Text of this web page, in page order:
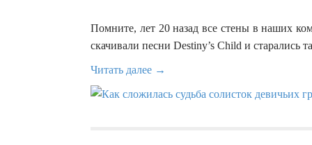
Помните, лет 20 назад все стены в наших
скачивали песни Destiny’s Child и старались
Читать далее →